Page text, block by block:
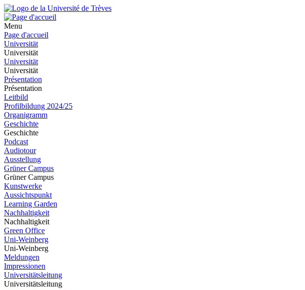
Menu
Page d'accueil
Universität
Universität
Universität
Universität
Présentation
Présentation
Leitbild
Profilbildung 2024/25
Organigramm
Geschichte
Geschichte
Podcast
Audiotour
Ausstellung
Grüner Campus
Grüner Campus
Kunstwerke
Aussichtspunkt
Learning Garden
Nachhaltigkeit
Nachhaltigkeit
Green Office
Uni-Weinberg
Uni-Weinberg
Meldungen
Impressionen
Universitätsleitung
Universitätsleitung